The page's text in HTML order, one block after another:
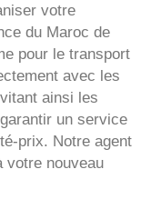
votre
du Maroc de
pour le transport
avec les
ainsi les
un service
prix. Notre agent
votre nouveau